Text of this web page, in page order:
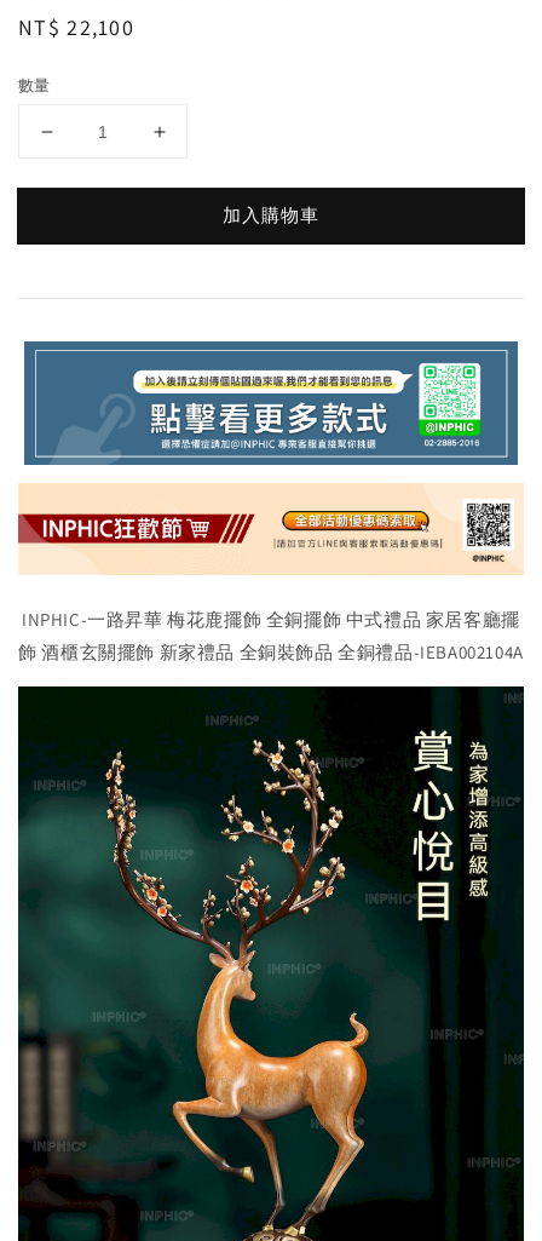
Regular
NT$ 22,100
數量
加入購物車
INPHIC-一路昇華 梅花鹿擺飾 全銅擺飾 中式禮品 家居客廳擺
飾 酒櫃玄關擺飾 新家禮品 全銅裝飾品 全銅禮品-IEBA002104A